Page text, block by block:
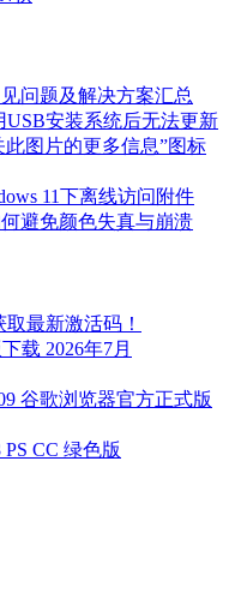
问题及解决方案汇总
USB安装系统后无法更新
此图片的更多信息”图标
11下离线访问附件
避免颜色失真与崩溃
最新激活码！
载 2026年7月
谷歌浏览器官方正式版
PS CC 绿色版